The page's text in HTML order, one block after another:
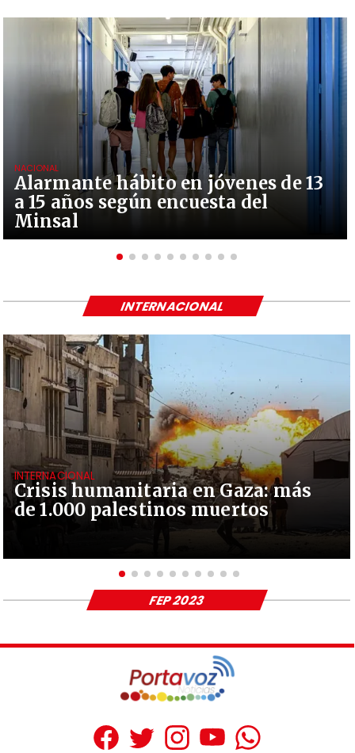
Alarmante hábito en jóvenes de 13
a 15 años según encuesta del
Minsal
NACIONAL
Crisis humanitaria en Gaza: más
de 1.000 palestinos muertos
INTERNACIONAL
INTERNACIONAL
FEP 2023